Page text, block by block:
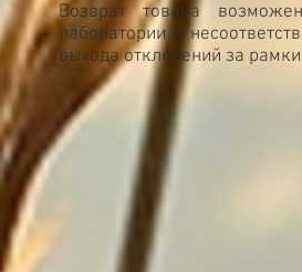
Возврат товара
лаборатории о
выхода отклонений за